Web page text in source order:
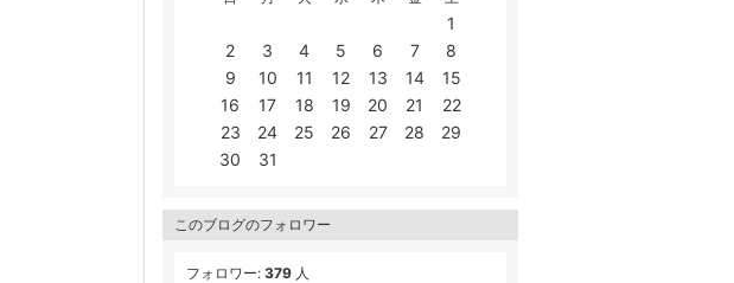
1
2
3 4 5 6 7
8
9
10 11 12 13 14
15
16
17 18 19 20 21
22
23
24 25 26 27 28
29
30
31
このブログのフォロワー
フォロワー: 379 人